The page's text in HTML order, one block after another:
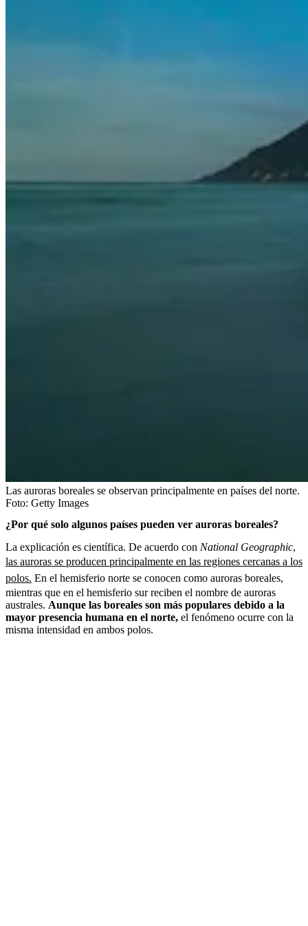
Las auroras boreales se observan principalmente en países del norte.
Foto: Getty Images
¿Por qué solo algunos países pueden ver auroras boreales?
La explicación es científica. De acuerdo con National Geographic,
las auroras se producen principalmente en las regiones cercanas a los
polos. En el hemisferio norte se conocen como auroras boreales,
mientras que en el hemisferio sur reciben el nombre de auroras
australes. Aunque las boreales son más populares debido a la
mayor presencia humana en el norte, el fenómeno ocurre con la
misma intensidad en ambos polos.